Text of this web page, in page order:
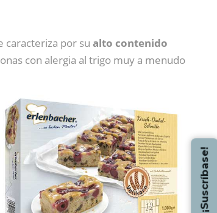
caracteriza por su alto contenido
con alergia al trigo muy a menudo
¡Suscríbase!